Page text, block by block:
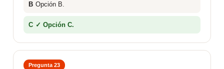
B Opción B.
C ✓ Opción C.
Pregunta 23